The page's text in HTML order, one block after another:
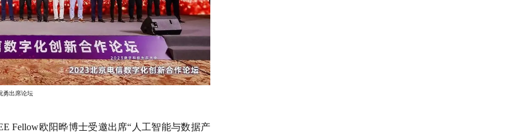
勇出席论坛
Fellow欧阳晔博士受邀出席“人工智能与数据产